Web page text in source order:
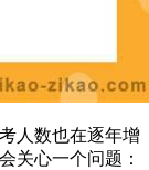
人数也在逐年增
关心一个问题：